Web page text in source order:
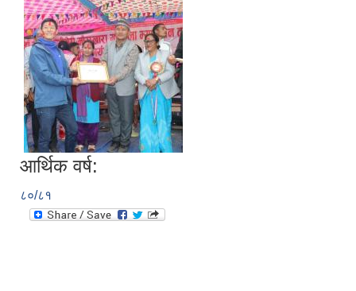
आर्थिक वर्ष:
८०/८१